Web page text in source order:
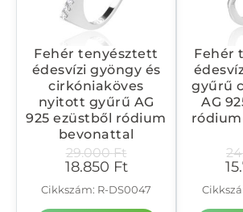
Fehér tenyésztett
édesvízi gyöngy és
cirkóniaköves
nyitott gyűrű AG
925 ezüstből ródium
bevonattal
29.000Ft
18.850 Ft
Cikkszám: R-DS0047
Fehér
gyűrű
AG